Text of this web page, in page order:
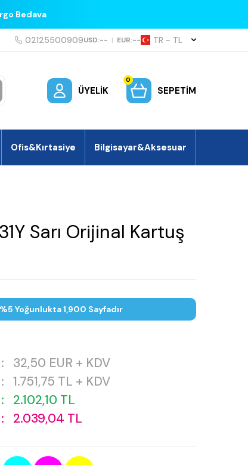
Bedava
02125500909USD:-- | EUR:-- TR − TL
ÜYELIK
0
SEPETIM
Ofis&Kırtasiye Bilgisayar&Aksesuar
Sarı Orijinal Kartuş
Yoğunlukta 1,900 Sayfadır
: 32,50 EUR + KDV
: 1.751,75 TL + KDV
: 2.102,10 TL
: 2.039,04 TL